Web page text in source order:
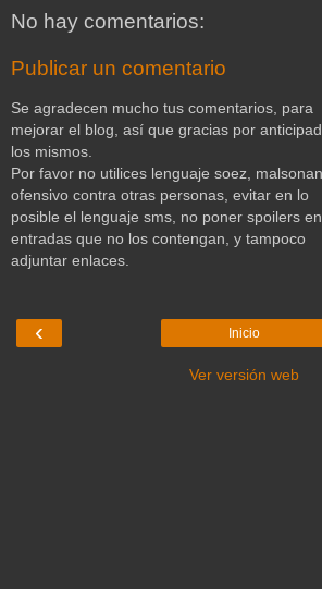
No hay comentarios:
Publicar un comentario
Se agradecen mucho tus comentarios, para
mejorar el blog, así que gracias por
los mismos.
Por favor no utilices lenguaje soez,
ofensivo contra otras personas, evitar en lo
posible el lenguaje sms, no poner spoilers en
entradas que no los contengan, y tampoco
adjuntar enlaces.
‹ Inicio
Ver versión web